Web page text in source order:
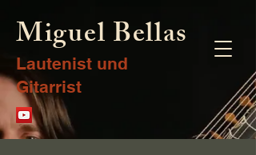
Miguel Bellas
Lautenist und
Gitarrist